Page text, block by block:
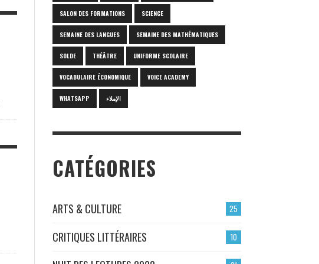
SALON DES FORMATIONS SCIENCE
SEMAINE DES LANGUES SEMAINE DES MATHÉMATIQUES
SOLDE THÉÂTRE UNIFORME SCOLAIRE
VOCABULAIRE ÉCONOMIQUE VOICE ACADEMY
WHATSAPP الإملاء
CATÉGORIES
25
ARTS & CULTURE
10
CRITIQUES LITTÉRAIRES